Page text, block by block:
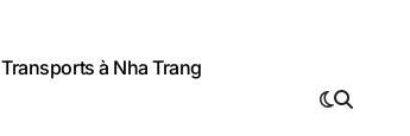
Transports à Nha Trang